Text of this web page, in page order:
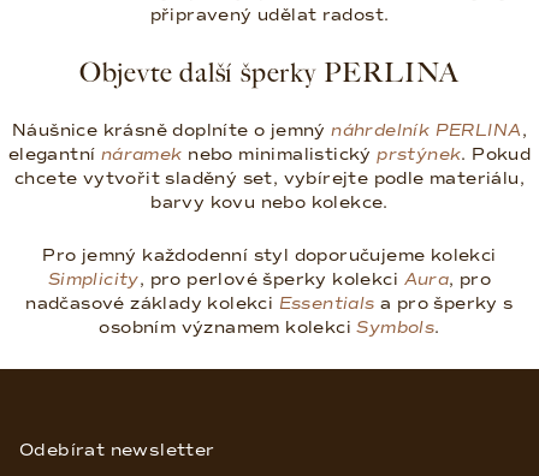
připravený udělat radost.
Objevte další šperky PERLINA
Náušnice krásně doplníte o jemnýnáhrdelník PERLINA,
elegantní náramek nebo minimalistickýprstýnek. Pokud
chcete vytvořit sladěný set, vybírejte podle materiálu,
barvy kovu nebo kolekce.
Pro jemný každodenní styl doporučujeme kolekci
Simplicity, pro perlové šperky kolekci Aura, pro
nadčasové základy kolekci Essentials a pro šperky s
osobním významem kolekciSymbols.
Odebírat newsletter